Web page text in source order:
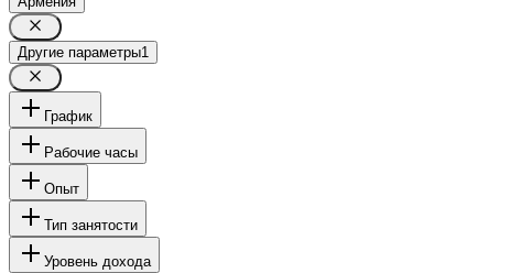
Другие параметры1
График
Рабочие часы
Опыт
Тип занятости
Уровень дохода